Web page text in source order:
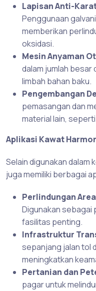
Lapisan Anti-
Penggunaan
memberikan
oksidasi.
Mesin Anyaman
dalam jumlah
limbah bahan baku.
Pengembangan
pemasangan dan
material lain,
Aplikasi Kawat
Selain digunakan dalam
juga memiliki berbagai
Perlindungan
Digunakan sebagai
fasilitas penting.
Infrastruktur
sepanjang jalan tol
meningkatkan
Pertanian dan
pagar untuk